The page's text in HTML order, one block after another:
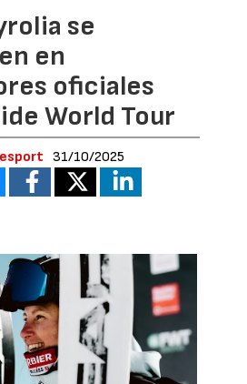
se
en
oficiales
World Tour
31/10/2025